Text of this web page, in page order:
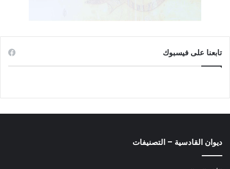
الساذجة، وضعف الإمكانيات، وعدم تكافؤ القوى مع المنافس
الطائفي، حتى صارت سمعتهم في حرج (ص51،50) واحتمال صدود
الفكرية ومحاسنهم الدينية، فكان ذلك من الأسباب القوية في حرمان
أهل السُنة من الزعامات يوم حاجتهم لها لمقابلة الأحزاب الطائفية
تابعنا على فيسبوك
ديوان القادسية – التصنيفات